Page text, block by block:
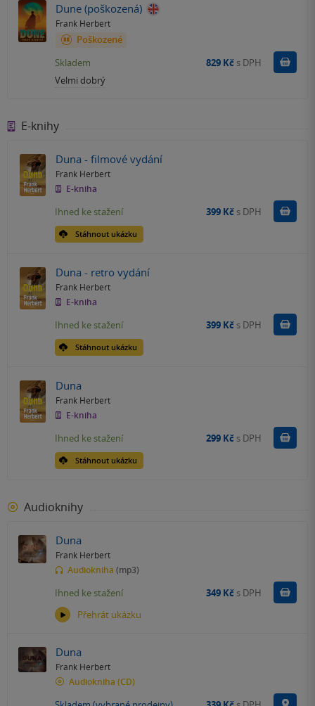
Dune (poškozená)
Frank Herbert
Poškozené
Velmi dobrý
Skladem 829 Kč s DPH
E-knihy
Duna - filmové vydání
Frank Herbert
E-kniha
Stáhnout ukázku
Ihned ke stažení 399 Kč s DPH Koupit
Duna - retro vydání
Frank Herbert
E-kniha
Stáhnout ukázku
Ihned ke stažení 399 Kč s DPH Koupit
Duna
Frank Herbert
E-kniha
Stáhnout ukázku
Ihned ke stažení 299 Kč s DPH Koupit
Audioknihy
Duna
Frank Herbert
Audiokniha (mp3)
Přehrát ukázku
Ihned ke stažení 349 Kč s DPH Koupit
Duna
Frank Herbert
Audiokniha (CD)